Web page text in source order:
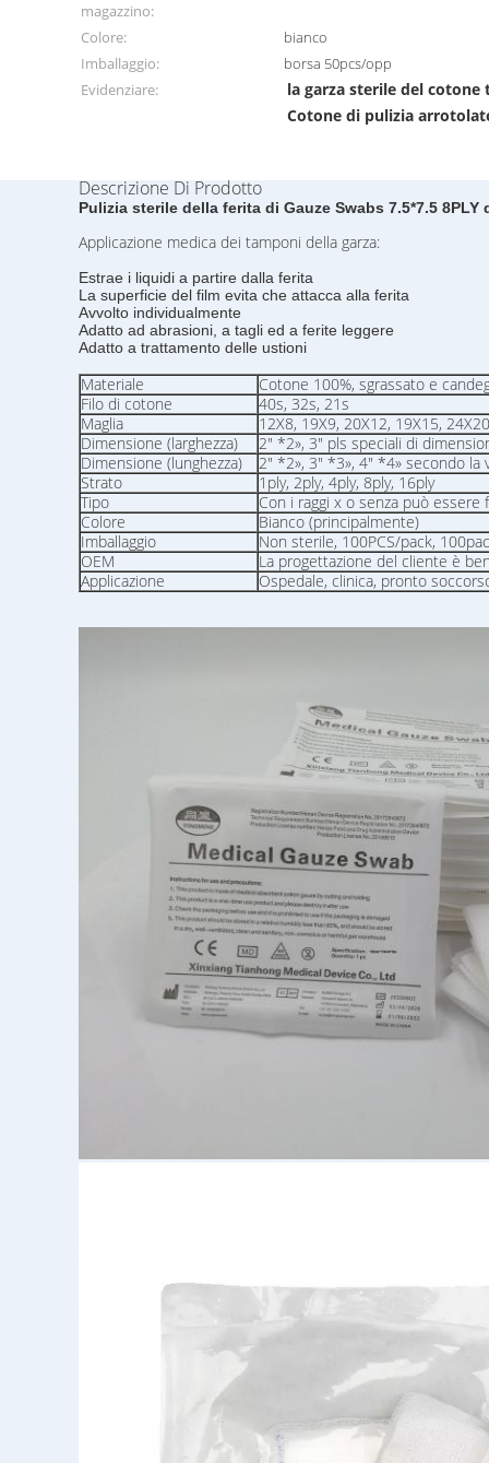
magazzino:
Colore:
bianco
Imballaggio:
borsa 50pcs/opp
Evidenziare:
la garza sterile del cotone
Cotone di pulizia
Descrizione Di Prodotto
Pulizia sterile della ferita di Gauze Swabs 7.5*7.5
Applicazione medica dei tamponi della garza:
Estrae i liquidi a partire dalla ferita
La superficie del film evita che attacca alla ferita
Avvolto individualmente
Adatto ad abrasioni, a tagli ed a ferite leggere
Adatto a trattamento delle ustioni
Materiale
Cotone 100%, sgrassato e
Filo di cotone
40s, 32s, 21s
Maglia
12X8, 19X9, 20X12, 19X15,
Dimensione (larghezza)
2" *2», 3" pls speciali di
Dimensione (lunghezza)
2" *2», 3" *3», 4" *4» secondo la
Strato
1ply, 2ply, 4ply, 8ply, 16ply
Tipo
Con i raggi x o senza può essere
Colore
Bianco (principalmente)
Imballaggio
Non sterile, 100PCS/pack,
OEM
La progettazione del cliente è
Applicazione
Ospedale, clinica, pronto